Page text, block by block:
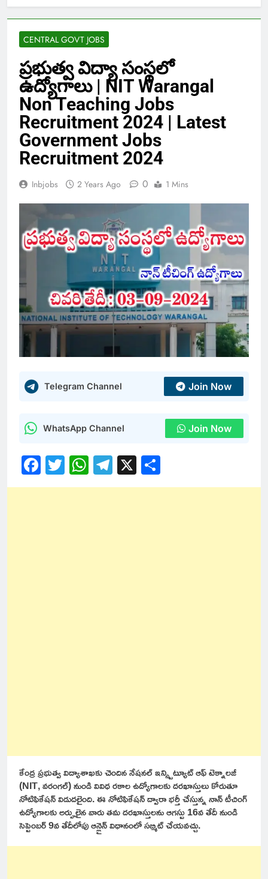
CENTRAL GOVT JOBS
ప్రభుత్వ విద్యా సంస్థలో
ఉద్యోగాలు | NIT Warangal
Non Teaching Jobs
Recruitment 2024 | Latest
Government Jobs
Recruitment 2024
Inbjobs 2 Years Ago 0 1 Mins
Telegram Channel Join Now
WhatsApp Channel Join Now
Facebook
Twitter
WhatsApp
Telegram
X
కేంద్ర ప్రభుత్వ విద్యాశాఖకు చెందిన నేషనల్ ఇన్స్టిట్యూట్ ఆఫ్ టెక్నాలజీ
(NIT, వరంగల్) నుండి వివిధ రకాల ఉద్యోగాలకు దరఖాస్తులు కోరుతూ
నోటిఫికేషన్ విడుదలైంది. ఈ నోటిఫికేషన్ ద్వారా భర్తీ చేస్తున్న నాన్ టీచింగ్
ఉద్యోగాలకు అర్హులైన వారు తమ దరఖాస్తులను ఆగస్టు 16వ తేదీ నుండి
సెప్టెంబర్ 9వ తేదీలోపు ఆన్లైన్ విధానంలో సబ్మిట్ చేయవచ్చు.